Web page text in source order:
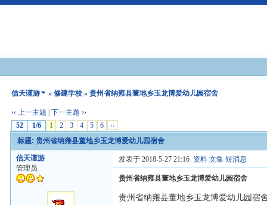
信天谨游 »修建学校 » 贵州省纳雍县董地乡玉龙博爱幼儿园宿舍
‹‹ 上一主题 |下一主题 ››
52
1/6 1 2 3 4 5 6 ››
标题: 贵州省纳雍县董地乡玉龙博爱幼儿园宿舍
信天谨游
管理员
发表于 2018-5-27 21:16 资料 文集 短消息
贵州省纳雍县董地乡玉龙博爱幼儿园宿舍
贵州省纳雍县董地乡玉龙博爱幼儿园宿